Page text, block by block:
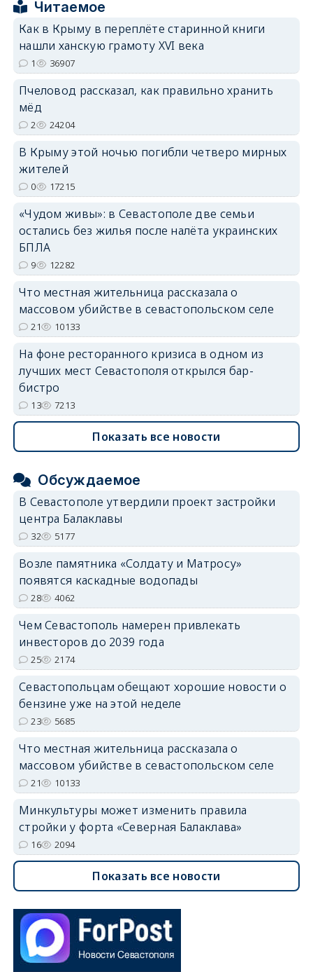
erid: 2SDnjdPjgYS
erid: 2SDnjdvhGXG
Читаемое
Как в Крыму в переплёте старинной книги
нашли ханскую грамоту XVI века
1 36907
Пчеловод рассказал, как правильно хранить
мёд
2 24204
В Крыму этой ночью погибли четверо мирных
жителей
0 17215
«Чудом живы»: в Севастополе две семьи
остались без жилья после налёта украинских
БПЛА
9 12282
Что местная жительница рассказала о
массовом убийстве в севастопольском селе
21 10133
На фоне ресторанного кризиса в одном из
лучших мест Севастополя открылся бар-
бистро
13 7213
Показать все новости
Обсуждаемое
В Севастополе утвердили проект застройки
центра Балаклавы
32 5177
Возле памятника «Солдату и Матросу»
появятся каскадные водопады
28 4062
Чем Севастополь намерен привлекать
инвесторов до 2039 года
25 2174
Севастопольцам обещают хорошие новости о
бензине уже на этой неделе
23 5685
Что местная жительница рассказала о
массовом убийстве в севастопольском селе
21 10133
Минкультуры может изменить правила
стройки у форта «Северная Балаклава»
16 2094
Показать все новости